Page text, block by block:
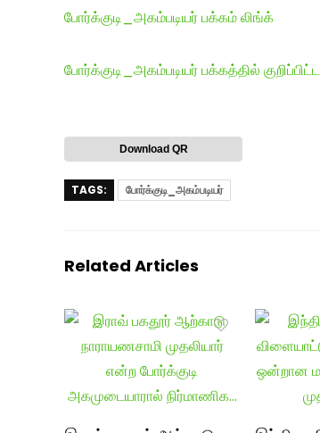
போர்க்குடி_அகம்படியர் பக்கம் லிங்க்
போர்க்குடி_அகம்படியர் பக்கத்தில்
Download QR
TAGS: போர்க்குடி_அகம்படியர்
Related Articles